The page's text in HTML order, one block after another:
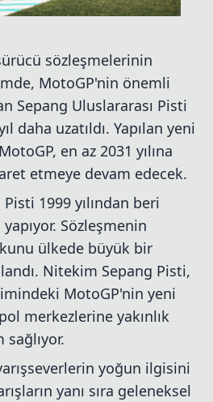
sözleşmelerinin
MotoGP'nin önemli
Sepang Uluslararası Pisti
daha uzatıldı. Yapılan yeni
en az 2031 yılına
etmeye devam edecek.
1999 yılından beri
Sözleşmenin
ülkede büyük bir
Nitekim Sepang Pisti,
MotoGP'nin yeni
merkezlerine yakınlık
yoğun ilgisini
yanı sıra geleneksel